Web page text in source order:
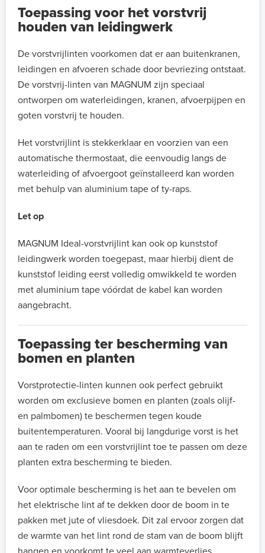
Toepassing voor het vorstvrij
houden van leidingwerk
De vorstvrijlinten voorkomen dat er aan buitenkranen,
leidingen en afvoeren schade door bevriezing ontstaat.
De vorstvrij-linten van MAGNUM zijn speciaal
ontworpen om waterleidingen, kranen, afvoerpijpen en
goten vorstvrij te houden.
Het vorstvrijlint is stekkerklaar en voorzien van een
automatische thermostaat, die eenvoudig langs de
waterleiding of afvoergoot geïnstalleerd kan worden
met behulp van aluminium tape of ty-raps.
Let op
MAGNUM Ideal-vorstvrijlint kan ook op kunststof
leidingwerk worden toegepast, maar hierbij dient de
kunststof leiding eerst volledig omwikkeld te worden
met aluminium tape vóórdat de kabel kan worden
aangebracht.
Toepassing ter bescherming van
bomen en planten
Vorstprotectie-linten kunnen ook perfect gebruikt
worden om exclusieve bomen en planten (zoals olijf-
en palmbomen) te beschermen tegen koude
buitentemperaturen. Vooral bij langdurige vorst is het
aan te raden om een vorstvrijlint toe te passen om deze
planten extra bescherming te bieden.
Voor optimale bescherming is het aan te bevelen om
het elektrische lint af te dekken door de boom in te
pakken met jute of vliesdoek. Dit zal ervoor zorgen dat
de warmte van het lint rond de stam van de boom blijft